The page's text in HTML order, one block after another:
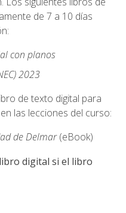
de 7 a 10 días
con planos
2023
de texto digital para
las lecciones del curso:
de Delmar(eBook)
digital si el libro